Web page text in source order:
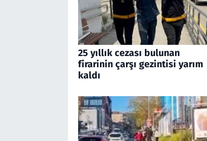
25 yıllık cezası bulunan
firarinin çarşı gezintisi yarım
kaldı